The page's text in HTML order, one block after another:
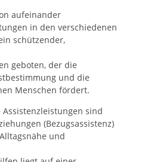
aufeinander
in den verschiedenen
schützender,
geboten, der die
und die
Menschen fördert.
sind
(Bezugsassistenz)
und